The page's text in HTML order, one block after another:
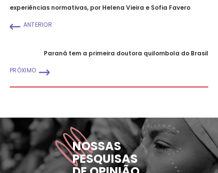
experiências normativas, por Helena Vieira e Sofia Favero
ANTERIOR
Paraná tem a primeira doutora quilombola do Brasil
PRÓXIMO
NOSSAS
PESQUISAS